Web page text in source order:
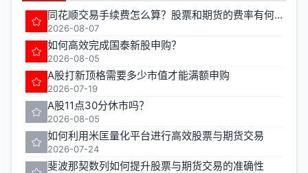
同花顺交易手续费怎么算？股票和期货的费率有何不同？
2026-08-07
如何高效完成国泰新股申购？
2026-08-05
A股打新顶格需要多少市值才能满额申购
2026-07-19
A股11点30分休市吗？
2026-08-05
如何利用米匡量化平台进行高效股票与期货交易
2026-07-24
斐波那契数列如何提升股票与期货交易的准确性